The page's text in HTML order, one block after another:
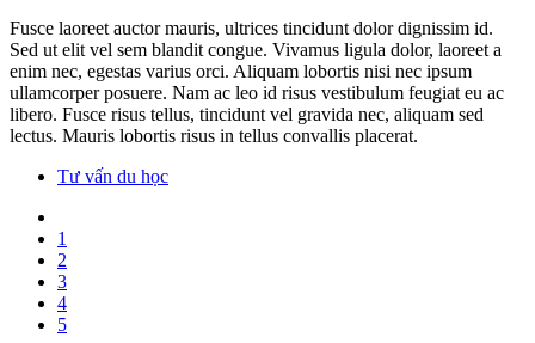
Fusce laoreet auctor mauris, ultrices tincidunt dolor dignissim id.
Sed ut elit vel sem blandit congue. Vivamus ligula dolor, laoreet a
enim nec, egestas varius orci. Aliquam lobortis nisi nec ipsum
ullamcorper posuere. Nam ac leo id risus vestibulum feugiat eu ac
libero. Fusce risus tellus, tincidunt vel gravida nec, aliquam sed
lectus. Mauris lobortis risus in tellus convallis placerat.
Tư vấn du học
1
2
3
4
5